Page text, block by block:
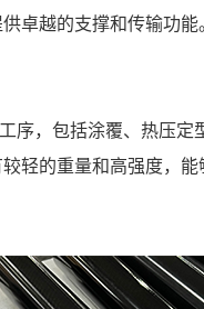
卓越的支撑和传输功
序，包括涂覆、热压定
轻的重量和高强度，能